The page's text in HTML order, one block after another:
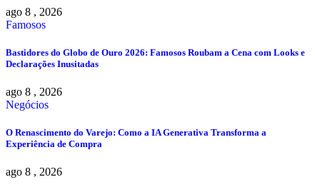
ago 8 , 2026
Famosos
Bastidores do Globo de Ouro 2026: Famosos Roubam a Cena com Looks e
Declarações Inusitadas
ago 8 , 2026
Negócios
O Renascimento do Varejo: Como a IA Generativa Transforma a
Experiência de Compra
ago 8 , 2026